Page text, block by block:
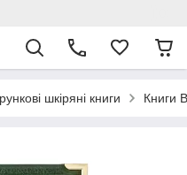
шкіряні книги Книги